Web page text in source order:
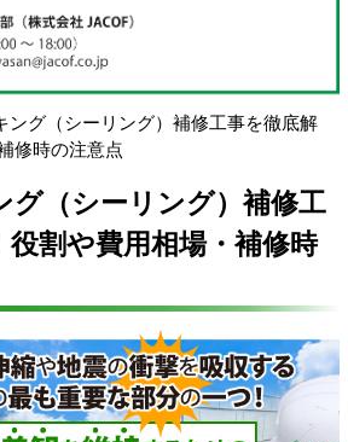
ング（シーリング）補修工事を徹底解
修時の注意点
グ（シーリング）補修工
役割や費用相場・補修時